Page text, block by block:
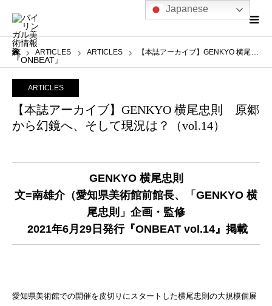
ーム
ARTICLES ARTICLES 【本誌アーカイブ】GENKYO 横尾忠則 原郷から幻鏡へ、そして現況は？（vol.14）
ARTICLES
【本誌アーカイブ】GENKYO 横尾忠則 原郷
から幻鏡へ、そして現況は？（vol.14）
GENKYO 横尾忠則
文=南雄介（愛知県美術館前館長、「GENKYO 横
尾忠則」企画・監修
2021年6月29日発行『ONBEAT vol.14』掲載
愛知県美術館での開催を皮切りにスタートした横尾忠則の大規模個展
Japanese